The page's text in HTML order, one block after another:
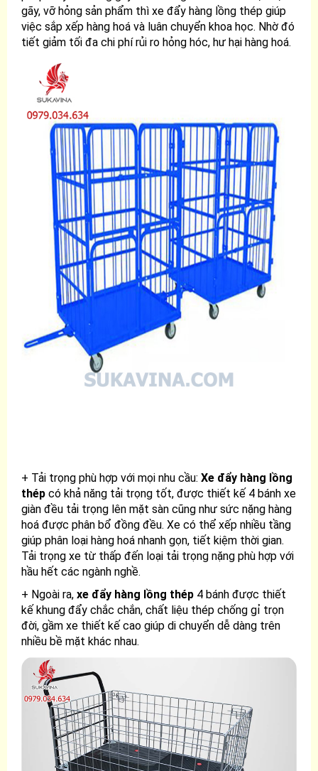
gãy, vỡ hỏng sản phẩm thì xe đẩy hàng lồng thép giúp
việc sắp xếp hàng hoá và luân chuyển khoa học. Nhờ đó
tiết giảm tối đa chi phí rủi ro hỏng hóc, hư hại hàng hoá.
+ Tải trọng phù hợp với mọi nhu cầu: Xe đẩy hàng lồng
thép có khả năng tải trọng tốt, được thiết kế 4 bánh xe
giàn đều tải trọng lên mặt sàn cũng như sức nặng hàng
hoá được phân bổ đồng đều. Xe có thể xếp nhiều tầng
giúp phân loại hàng hoá nhanh gọn, tiết kiệm thời gian.
Tải trọng xe từ thấp đến loại tải trọng nặng phù hợp với
hầu hết các ngành nghề.
+ Ngoài ra, xe đẩy hàng lồng thép 4 bánh được thiết
kế khung đẩy chắc chắn, chất liệu thép chống gỉ trọn
đời, gầm xe thiết kế cao giúp di chuyển dễ dàng trên
nhiều bề mặt khác nhau.